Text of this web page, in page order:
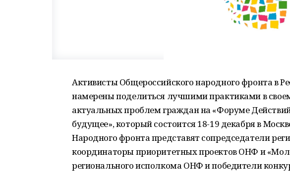
Активисты Общероссийского народного фронта в
намерены поделиться лучшими практиками в
актуальных проблем граждан на «Форуме
будущее», который состоится 18-19 декабря в
Народного фронта представят сопредседатели
координаторы приоритетных проектов ОНФ и
регионального исполкома ОНФ и победители